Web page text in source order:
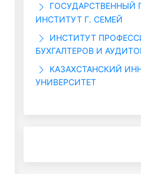
ГОСУДАРСТВЕННЫЙ
ИНСТИТУТ Г. СЕМЕЙ
ИНСТИТУТ
БУХГАЛТЕРОВ И
КАЗАХСТАНСКИЙ
УНИВЕРСИТЕТ